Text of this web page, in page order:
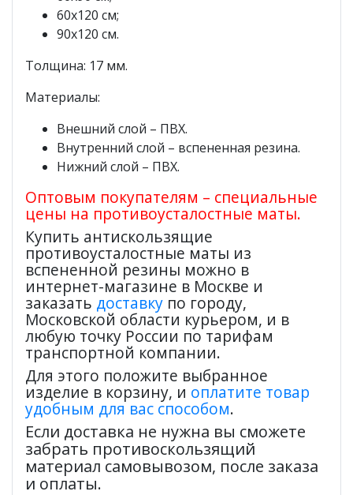
60х120 см;
90х120 см.
Толщина: 17 мм.
Материалы:
Внешний слой – ПВХ.
Внутренний слой – вспененная резина.
Нижний слой – ПВХ.
Оптовым покупателям – специальные
цены на противоусталостные маты.
Купить антискользящие
противоусталостные маты из
вспененной резины можно в
интернет-магазине в Москве и
заказать доставку по городу,
Московской области курьером, и в
любую точку России по тарифам
транспортной компании.
Для этого положите выбранное
изделие в корзину, и оплатите товар
удобным для вас способом.
Если доставка не нужна вы сможете
забрать противоскользящий
материал самовывозом, после заказа
и оплаты.